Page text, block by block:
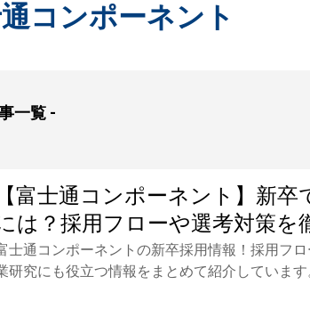
コンポーネント
一覧 -
【富士通コンポーネント】新
は？採用フローや選考対策を
士通コンポーネントの新卒採用情報！採用フ
研究にも役立つ情報をまとめて紹介しています